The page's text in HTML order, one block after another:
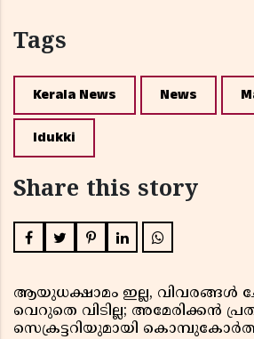
Tags
Kerala News News
Idukki
Share this story
ആയുധക്ഷാമം ഇല്ല, വിവരങ്ങൾ
വെറുതെ വിടില്ല; അമേരിക്കൻ
സെക്രട്ടറിയുമായി